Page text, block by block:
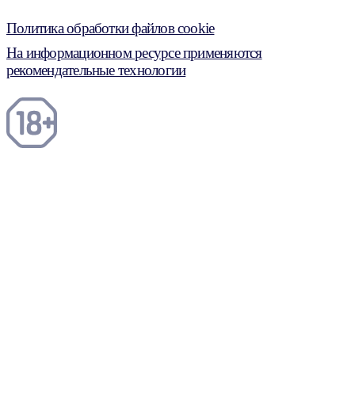
Политика обработки файлов cookie
На информационном ресурсе применяются
рекомендательные технологии